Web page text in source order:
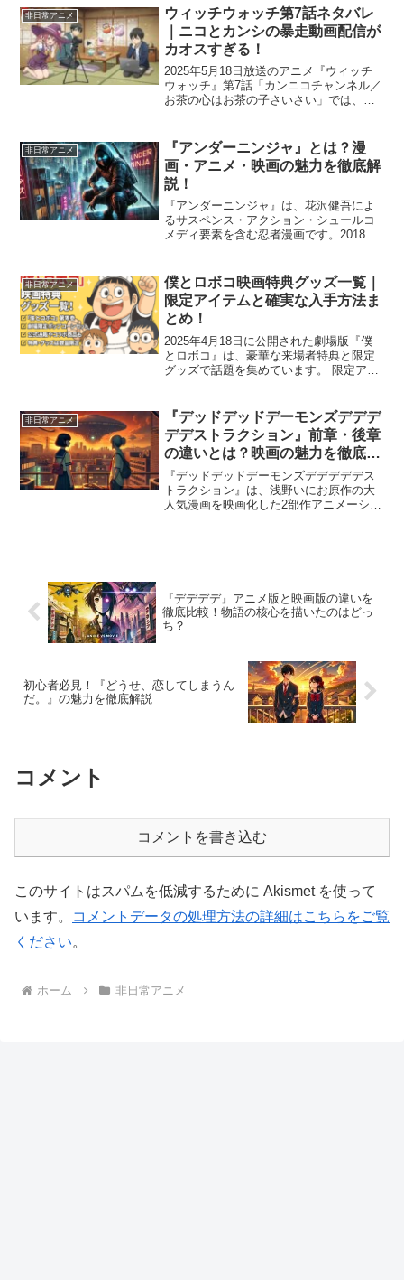
ているのか、気になる方も多いのではな
いでしょうか。この記事では...
非日常アニメ
ウィッチウォッチ第7話ネタバレ
｜ニコとカンシの暴走動画配信が
カオスすぎる！
2025年5月18日放送のアニメ『ウィッチ
ウォッチ』第7話「カンニコチャンネル／
お茶の心はお茶の子さいさい」では、ニ
るらしい”という単純な理由で始まった
「カンニコチ...
非日常アニメ
『アンダーニンジャ』とは？漫
画・アニメ・映画の魅力を徹底解
説！
『アンダーニンジャ』は、花沢健吾によ
るサスペンス・アクション・シュールコ
メディ要素を含む忍者漫画です。2018年
2025年1月には実写映画が公開されるな
ど、幅広いメ...
非日常アニメ
僕とロボコ映画特典グッズ一覧｜
限定アイテムと確実な入手方法ま
とめ！
2025年4月18日に公開された劇場版『僕
とロボコ』は、豪華な来場者特典と限定
グッズで話題を集めています。 限定アイ
では、『僕とロボコ』映画特典グッズの
一覧と、確実に...
非日常アニメ
『デッドデッドデーモンズデデデ
デデストラクション』前章・後章
の違いとは？映画の魅力を徹底解
説！
『デッドデッドデーモンズデデデデデス
トラクション』は、浅野いにお原作の大
人気漫画を映画化した2部作アニメーショ
『デデデデ』アニメ版と映画版の違いを
徹底比較！物語の核心を描いたのはどっ
ち？
初心者必見！『どうせ、恋してしまうん
だ。』の魅力を徹底解説
コメント
コメントを書き込む
このサイトはスパムを低減するために Akismet を使って
います。
コメントデータの処理方法の詳細はこちらをご覧
ください。
ホーム 非日常アニメ